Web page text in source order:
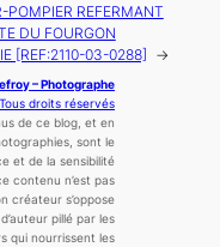
POMPIER REFERMANT
DU FOURGON
[REF:2110-03-0288]
→
– Photographe
Tous droits réservés
de ce blog, et en
sont le
et de la sensibilité
contenu n’est pas
créateur s’oppose
pillé par les
qui nourrissent les